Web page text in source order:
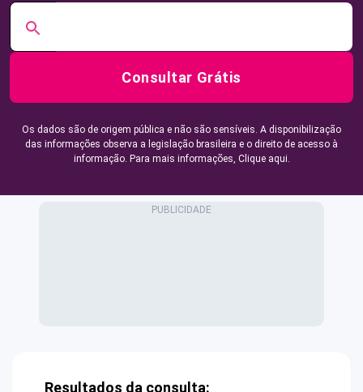
Consultar Grátis
Os dados são de origem pública e não são sensíveis. A disponibilização
das informações observa a legislação brasileira e o direito de acesso à
informação. Para mais informações, Clique aqui.
Resultados da consulta: